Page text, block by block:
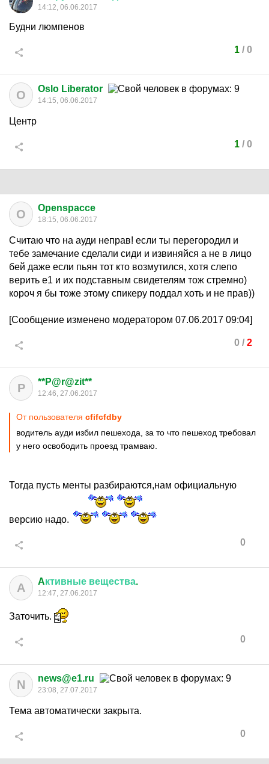
14:12, 06.06.2017
Будни люмпенов
1/ 0
O Oslo Liberator
14:15, 06.06.2017
Центр
1/ 0
O Openspacce
18:15, 06.06.2017
Считаю что на ауди неправ! если ты перегородил и
тебе замечание сделали сиди и извиняйся а не в лицо
бей даже если пьян тот кто возмутился, хотя слепо
верить е1 и их подставным свидетелям тож стремно)
короч я бы тоже этому спикеру поддал хоть и не прав))
[Сообщение изменено модератором 07.06.2017 09:04]
0 / 2
P **P@r@zit**
12:46, 27.06.2017
От пользователя cfifcfdby
водитель ауди избил пешехода, за то что пешеход требовал
у него освободить проезд трамваю.
Тогда пусть менты разбираются,нам официальную
версию надо.
0
A Aктивные вещества.
12:47, 27.06.2017
Заточить.
0
N news@e1.ru
23:08, 27.07.2017
Тема автоматически закрыта.
0